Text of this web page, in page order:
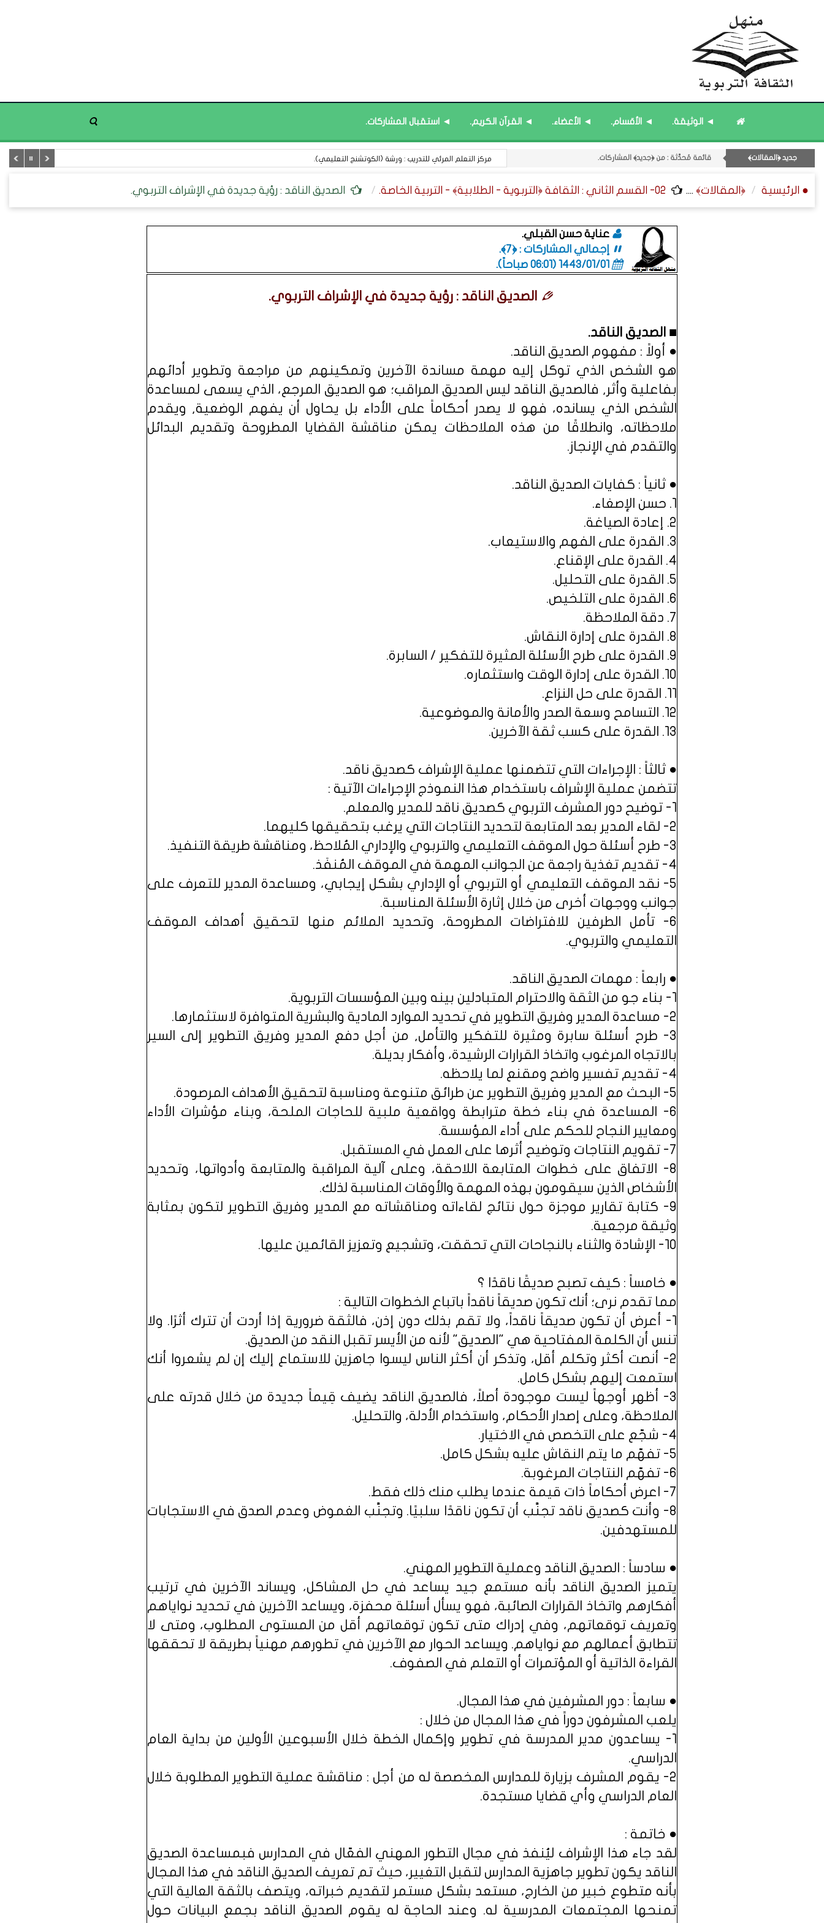
◄ الوثيقة. ◄ الأقسام. ◄ الأعضاء. ◄ القرآن الكريم. ◄ استقبال المشاركات.
جديد ﴿المقالات﴾
قائمة مُثبتة : إدارة منهل الثقافة التربوية.
11- القسم الحادي عشر : ﴿اللقاءات الشخصية - الثقافة المتسلسلة﴾.
قائمة مُحدَّثة : من ﴿جديد﴾ المشاركات.
قائمة مُحدَّثة : حديث الساعة.
قائمة مُثبتة : مشرف منهل الثقافة التربوية. قائمة محدَّثة : العلوم ﴿الإدارية - المالية﴾.
● الرئيسية ﴿المقالات﴾ .... 02- القسم الثاني : الثقافة ﴿التربوية - الطلابية﴾ - التربية الخاصة. الصديق الناقد : رؤية جديدة في الإشراف التربوي.
عناية حسن القبلي.
إجمالي المشاركات : ﴿7﴾.
1443/01/01 (06:01 صباحاً)
.
الصديق الناقد : رؤية جديدة في الإشراف التربوي.
■ الصديق الناقد.
● أولاً : مفهوم الصديق الناقد.
هو الشخص الذي توكل إليه مهمة مساندة الآخرين وتمكينهم من مراجعة وتطوير أدائهم
بفاعلية وأثر, فالصديق الناقد ليس الصديق المراقب؛ هو الصديق المرجع، الذي يسعى لمساعدة
الشخص الذي يسانده، فهو لا يصدر أحكاماً على الأداء بل يحاول أن يفهم الوضعية, ويقدم
ملاحظاته، وانطلاقًا من هذه الملاحظات يمكن مناقشة القضايا المطروحة وتقديم البدائل
والتقدم في الإنجاز.
● ثانياً : كفايات الصديق الناقد.
1. حسن الإصغاء.
2. إعادة الصياغة.
3. القدرة على الفهم والاستيعاب.
4. القدرة على الإقناع.
5. القدرة على التحليل.
6. القدرة على التلخيص.
7. دقة الملاحظة.
8. القدرة على إدارة النقاش.
9. القدرة على طرح الأسئلة المثيرة للتفكير / السابرة.
10. القدرة على إدارة الوقت واستثماره.
11. القدرة على حل النزاع.
12. التسامح وسعة الصدر والأمانة والموضوعية.
13. القدرة على كسب ثقة الآخرين.
● ثالثاً : الإجراءات التي تتضمنها عملية الإشراف كصديق ناقد.
تتضمن عملية الإشراف باستخدام هذا النموذج الإجراءات الآتية :
1- توضيح دور المشرف التربوي كصديق ناقد للمدير والمعلم.
2- لقاء المدير بعد المتابعة لتحديد النتاجات التي يرغب بتحقيقها كليهما.
3- طرح أسئلة حول الموقف التعليمي والتربوي والإداري المُلاحظ، ومناقشة طريقة التنفيذ.
4- تقديم تغذية راجعة عن الجوانب المهمة في الموقف المُنفَذ.
5- نقد الموقف التعليمي أو التربوي أو الإداري بشكل إيجابي، ومساعدة المدير للتعرف على
جوانب ووجهات أخرى من خلال إثارة الأسئلة المناسبة.
6- تأمل الطرفين للافتراضات المطروحة، وتحديد الملائم منها لتحقيق أهداف الموقف
التعليمي والتربوي.
● رابعاً : مهمات الصديق الناقد.
1- بناء جو من الثقة والاحترام المتبادلين بينه وبين المؤسسات التربوية.
2- مساعدة المدير وفريق التطوير في تحديد الموارد المادية والبشرية المتوافرة لاستثمارها.
3- طرح أسئلة سابرة ومثيرة للتفكير والتأمل, من أجل دفع المدير وفريق التطوير إلى السير
بالاتجاه المرغوب واتخاذ القرارات الرشيدة، وأفكار بديلة.
4- تقديم تفسير واضح ومقنع لما يلاحظه.
5- البحث مع المدير وفريق التطوير عن طرائق متنوعة ومناسبة لتحقيق الأهداف المرصودة.
6- المساعدة في بناء خطة مترابطة وواقعية ملبية للحاجات الملحة، وبناء مؤشرات الأداء
ومعايير النجاح للحكم على أداء المؤسسة.
7- تقويم النتاجات وتوضيح أثرها على العمل في المستقبل.
8- الاتفاق على خطوات المتابعة اللاحقة، وعلى آلية المراقبة والمتابعة وأدواتها، وتحديد
الأشخاص الذين سيقومون بهذه المهمة والأوقات المناسبة لذلك.
9- كتابة تقارير موجزة حول نتائج لقاءاته ومناقشاته مع المدير وفريق التطوير لتكون بمثابة
وثيقة مرجعية.
10- الإشادة والثناء بالنجاحات التي تحققت، وتشجيع وتعزيز القائمين عليها.
● خامساً : كيف تصبح صديقًا ناقدًا ؟
مما تقدم نرى؛ أنك تكون صديقاً ناقداً باتباع الخطوات التالية :
1- أعرض أن تكون صديقاً ناقداً، ولا تقم بذلك دون إذن، فالثقة ضرورية إذا أردت أن تترك أثرًا. ولا
تنس أن الكلمة المفتاحية هي "الصديق" لأنه من الأيسر تقبل النقد من الصديق.
2- أنصت أكثر وتكلم أقل، وتذكر أن أكثر الناس ليسوا جاهزين للاستماع إليك إن لم يشعروا أنك
استمعت إليهم بشكل كامل.
3- أظهر أوجهاً ليست موجودة أصلاً، فالصديق الناقد يضيف قِيماً جديدة من خلال قدرته على
الملاحظة، وعلى إصدار الأحكام، واستخدام الأدلة، والتحليل.
4- شجّع على التخصص في الاختيار.
5- تفهّم ما يتم النقاش عليه بشكل كامل.
6- تفهّم النتاجات المرغوبة.
7- اعرض أحكاماً ذات قيمة عندما يطلب منك ذلك فقط.
8- وأنت كصديق ناقد تجنَّب أن تكون ناقدًا سلبيًا. وتجنَّب الغموض وعدم الصدق في الاستجابات
للمستهدفين.
● سادساً : الصديق الناقد وعملية التطوير المهني.
يتميز الصديق الناقد بأنه مستمع جيد يساعد في حل المشاكل، ويساند الآخرين في ترتيب
أفكارهم واتخاذ القرارات الصائبة، فهو يسأل أسئلة محفزة، ويساعد الآخرين في تحديد نواياهم
وتعريف توقعاتهم، وفي إدراك متى تكون توقعاتهم أقل من المستوى المطلوب، ومتى لا
تتطابق أعمالهم مع نواياهم. ويساعد الحوار مع الآخرين في تطورهم مهنياً بطريقة لا تحققها
القراءة الذاتية أو المؤتمرات أو التعلم في الصفوف.
● سابعاً : دور المشرفين في هذا المجال.
يلعب المشرفون دوراً في هذا المجال من خلال :
1- يساعدون مدير المدرسة في تطوير وإكمال الخطة خلال الأسبوعين الأولين من بداية العام
الدراسي.
2- يقوم المشرف بزيارة للمدارس المخصصة له من أجل : مناقشة عملية التطوير المطلوبة خلال
العام الدراسي وأي قضايا مستجدة.
● خاتمة :
لقد جاء هذا الإشراف ليُنفذ في مجال التطور المهني الفعّال في المدارس فبمساعدة الصديق
الناقد يكون تطوير جاهزية المدارس لتقبل التغيير، حيث تم تعريف الصديق الناقد في هذا المجال
بأنه متطوع خبير من الخارج، مستعد بشكل مستمر لتقديم خبراته، ويتصف بالثقة العالية التي
تمنحها المجتمعات المدرسية له. وعند الحاجة له يقوم الصديق الناقد بجمع البيانات حول